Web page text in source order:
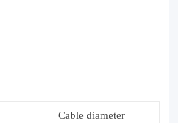
Cable diameter